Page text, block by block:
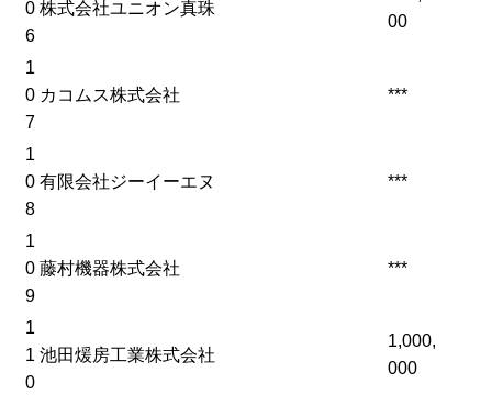
0
6
株式会社ユニオン真珠
00
1
0
7
カコムス株式会社 ***
1
0
8
有限会社ジーイーエヌ ***
1
0
9
藤村機器株式会社 ***
1
1
0
池田煖房工業株式会社
1,000,
000